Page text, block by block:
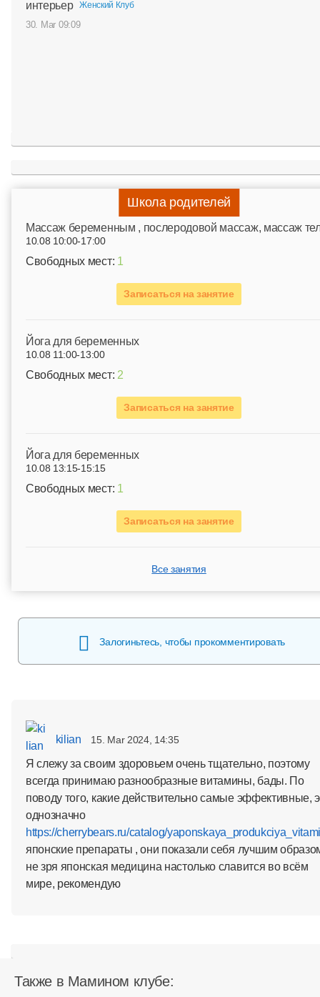
интерьер Женский Клуб
30. Mar 09:09
Школа родителей
Mассаж беременным , послеродовой массаж, массаж
10.08 10:00-17:00
Свободных мест: 1
Записаться на занятие
Йога для беременных
10.08 11:00-13:00
Свободных мест: 2
Записаться на занятие
Йога для беременных
10.08 13:15-15:15
Свободных мест: 1
Записаться на занятие
Все занятия
Залогиньтесь, чтобы прокомментировать
kilian 15. Mar 2024, 14:35
Я слежу за своим здоровьем очень тщательно, поэтому
всегда принимаю разнообразные витамины, бады. По
поводу того, какие действительно самые эффективные,
однозначно
https://cherrybears.ru/catalog/
японские препараты , они показали себя лучшим
не зря японская медицина настолько славится во всём
мире, рекомендую
Также в Мамином клубе: